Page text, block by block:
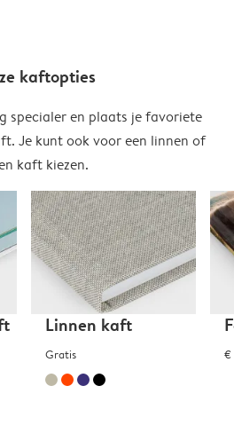
kaftopties
specialer en plaats je favoriete
Je kunt ook voor een linnen of
kaft kiezen.
Linnen kaft
Gratis €